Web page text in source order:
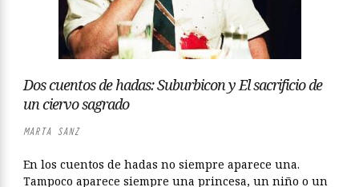
Dos cuentos de hadas: Suburbicon y El sacrificio de
un ciervo sagrado
MARTA SANZ
En los cuentos de hadas no siempre aparece una.
Tampoco aparece siempre una princesa, un niño o un